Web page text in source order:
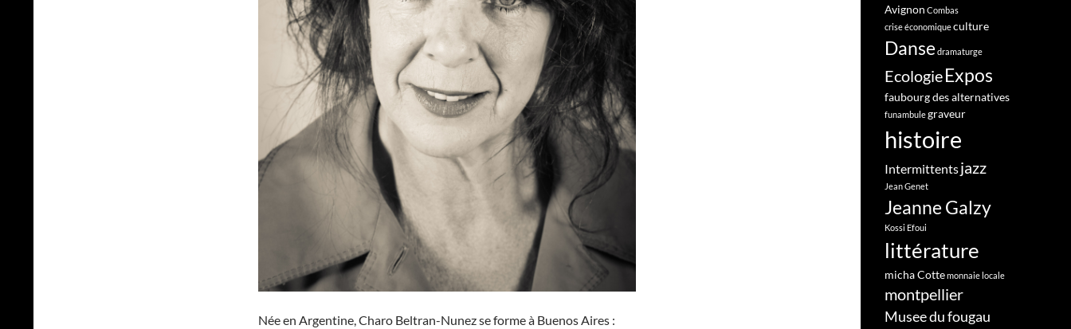
Née en Argentine, Charo Beltran-Nunez se forme à Buenos Aires :
Avignon Combas
crise économiqueculture
Danse dramaturge
EcologieExpos
faubourg des alternatives
funambulegraveur
histoire
Intermittentsjazz
Jean Genet
Jeanne Galzy
Kossi Efoui
littérature
micha Cottemonnaie locale
montpellier
Musee du fougau